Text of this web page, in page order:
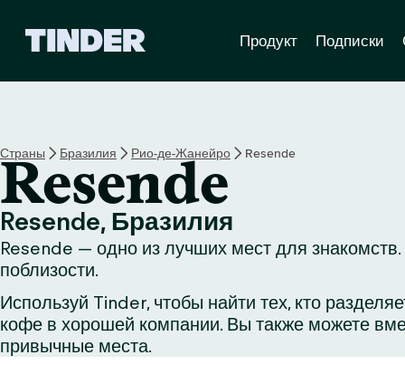
я
с
а
н
а
T
Продукт Подписки
Страны Бразилия Рио-де-Жанейро Resende
Resende
Resende, Бразилия
Resende — одно из лучших мест для
поблизости.
Используй Tinder, чтобы найти тех, кто
кофе в хорошей компании. Вы также можете
привычные места.